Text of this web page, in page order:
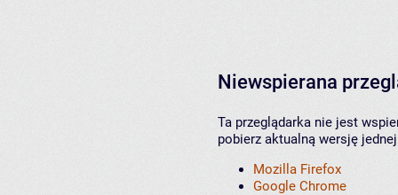
Niewspierana
Ta przeglądarka nie jest
pobierz aktualną wersję
Mozilla Firefox
Google Chrome